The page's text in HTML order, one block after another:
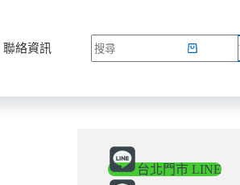
聯絡資訊 網路商店
台北門市 LINE